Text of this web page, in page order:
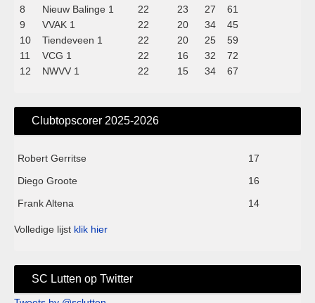
8
Nieuw Balinge 1 22 23 27
61
9
VVAK 1 22 20 34
45
10
Tiendeveen 1 22 20 25
59
11
VCG 1 22 16 32
72
12
NWVV 1 22 15 34 67
Clubtopscorer 2025-2026
Robert Gerritse
17
Diego Groote
16
Frank Altena
14
Volledige lijst klik hier
SC Lutten op Twitter